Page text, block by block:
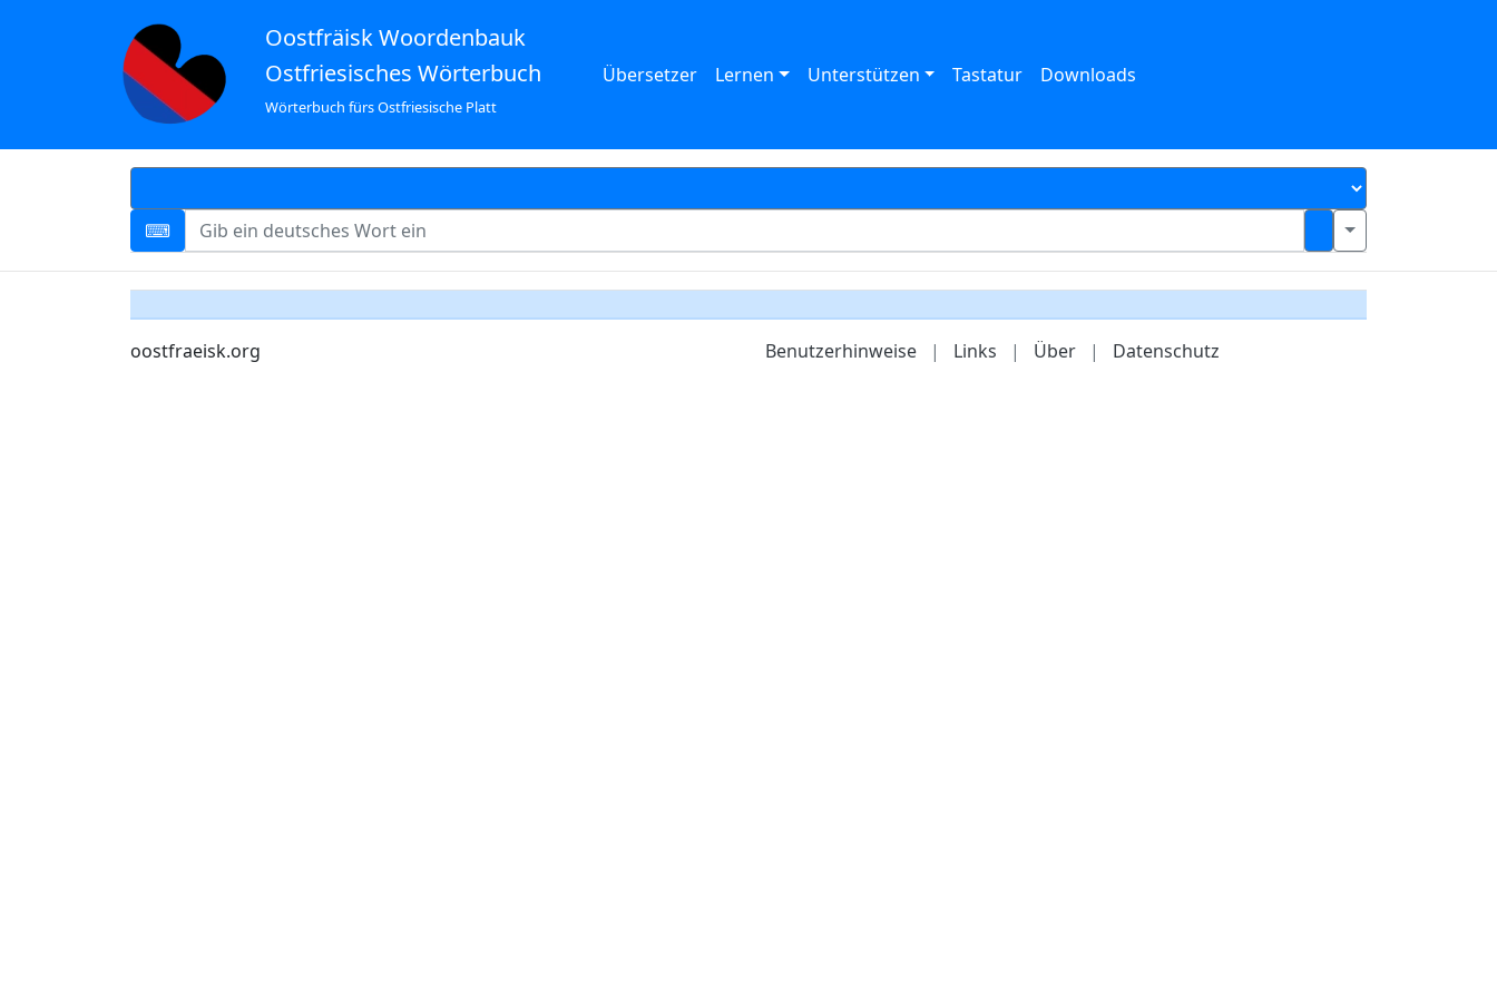
Oostfräisk Woordenbauk
Ostfriesisches Wörterbuch
Wörterbuch fürs Ostfriesische Platt
Übersetzer Lernen Unterstützen Tastatur Downloads
oostfraeisk.org Benutzerhinweise | Links | Über | Datenschutz